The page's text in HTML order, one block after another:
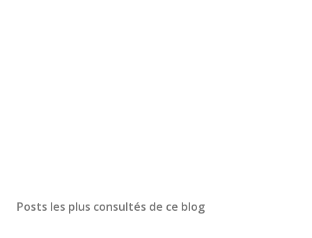
Posts les plus consultés de ce blog